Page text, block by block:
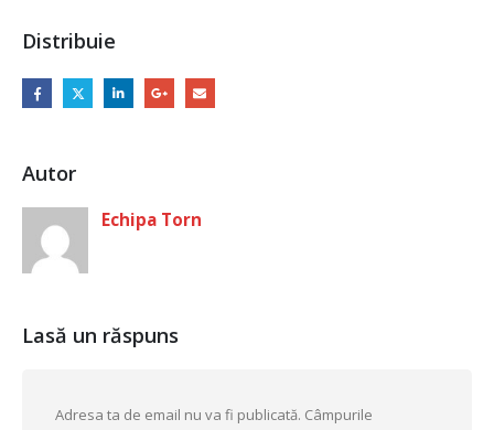
Distribuie
Autor
Echipa Torn
Lasă un răspuns
Adresa ta de email nu va fi publicată. Câmpurile